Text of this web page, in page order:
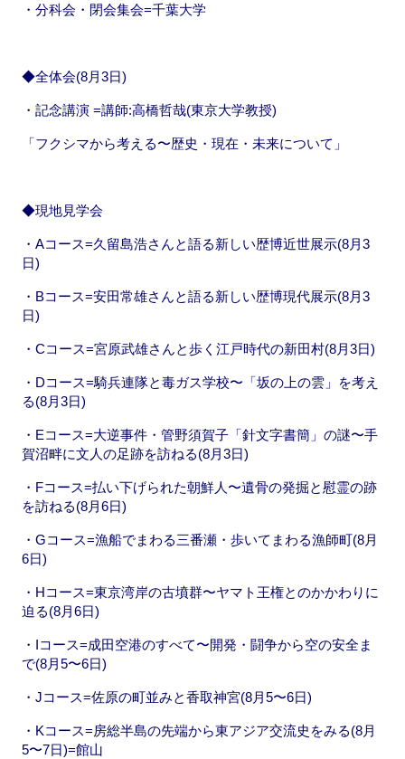
・分科会・閉会集会=千葉大学
◆全体会(8月3日)
・記念講演 =講師:高橋哲哉(東京大学教授)
「フクシマから考える〜歴史・現在・未来について」
◆現地見学会
・Aコース=久留島浩さんと語る新しい歴博近世展示(8月3
日)
・Bコース=安田常雄さんと語る新しい歴博現代展示(8月3
日)
・Cコース=宮原武雄さんと歩く江戸時代の新田村(8月3日)
・Dコース=騎兵連隊と毒ガス学校〜「坂の上の雲」を考え
る(8月3日)
・Eコース=大逆事件・管野須賀子「針文字書簡」の謎〜手
賀沼畔に文人の足跡を訪ねる(8月3日)
・Fコース=払い下げられた朝鮮人〜遺骨の発掘と慰霊の跡
を訪ねる(8月6日)
・Gコース=漁船でまわる三番瀬・歩いてまわる漁師町(8月
6日)
・Hコース=東京湾岸の古墳群〜ヤマト王権とのかかわりに
迫る(8月6日)
・Iコース=成田空港のすべて〜開発・闘争から空の安全ま
で(8月5〜6日)
・Jコース=佐原の町並みと香取神宮(8月5〜6日)
・Kコース=房総半島の先端から東アジア交流史をみる(8月
5〜7日)=館山